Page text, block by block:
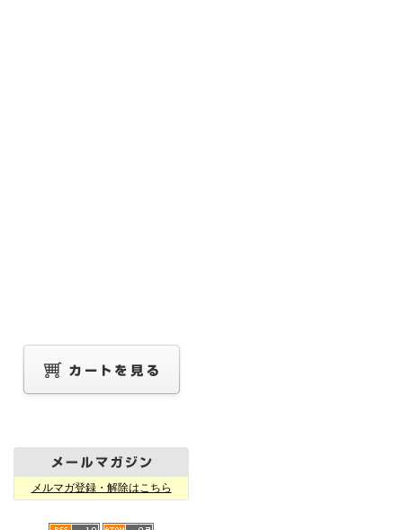
メルマガ登録・解除はこちら